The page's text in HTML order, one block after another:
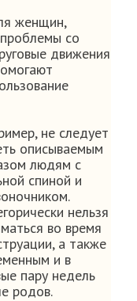
женщин,
со
движения
не следует
описываемым
людям с
спиной и
нельзя
во время
а также
и в
пару недель
родов.